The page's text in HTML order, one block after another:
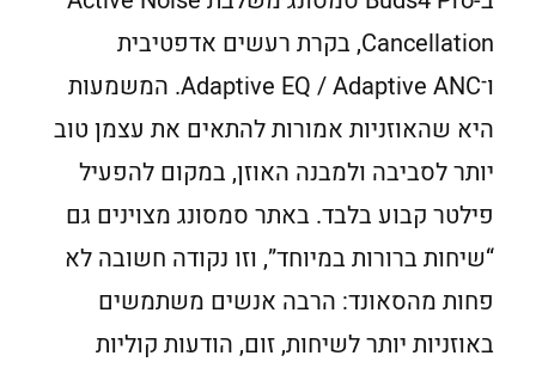
Cancellation, בקרת רעשים אדפטיבית
ו־Adaptive EQ / Adaptive ANC. המשמעות
היא שהאוזניות אמורות להתאים את עצמן טוב
יותר לסביבה ולמבנה האוזן, במקום להפעיל
פילטר קבוע בלבד. באתר סמסונג מצוינים גם
“שיחות ברורות במיוחד”, וזו נקודה חשובה לא
פחות מהסאונד: הרבה אנשים משתמשים
באוזניות יותר לשיחות, זום, הודעות קוליות